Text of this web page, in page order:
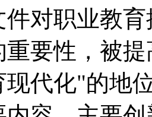
件对职业教
重要性，被
现代化"的地